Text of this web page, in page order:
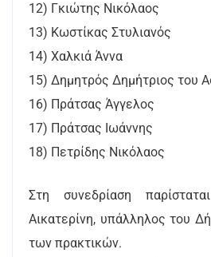
12) Γκιώτης Νικόλαος
13) Κωστίκας Στυλιανός
14) Χαλκιά Άννα
15) Δημητρός Δημήτριος του
16) Πράτσας Άγγελος
17) Πράτσας Ιωάννης
18) Πετρίδης Νικόλαος
Στη συνεδρίαση
Αικατερίνη, υπάλληλος του
των πρακτικών.